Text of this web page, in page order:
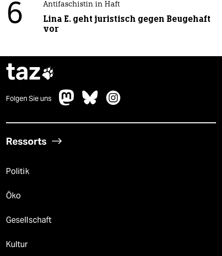
6 Antifaschistin in Haft
Lina E. geht juristisch gegen Beugehaft
vor
taz
Folgen Sie uns
Ressorts
Politik
Öko
Gesellschaft
Kultur